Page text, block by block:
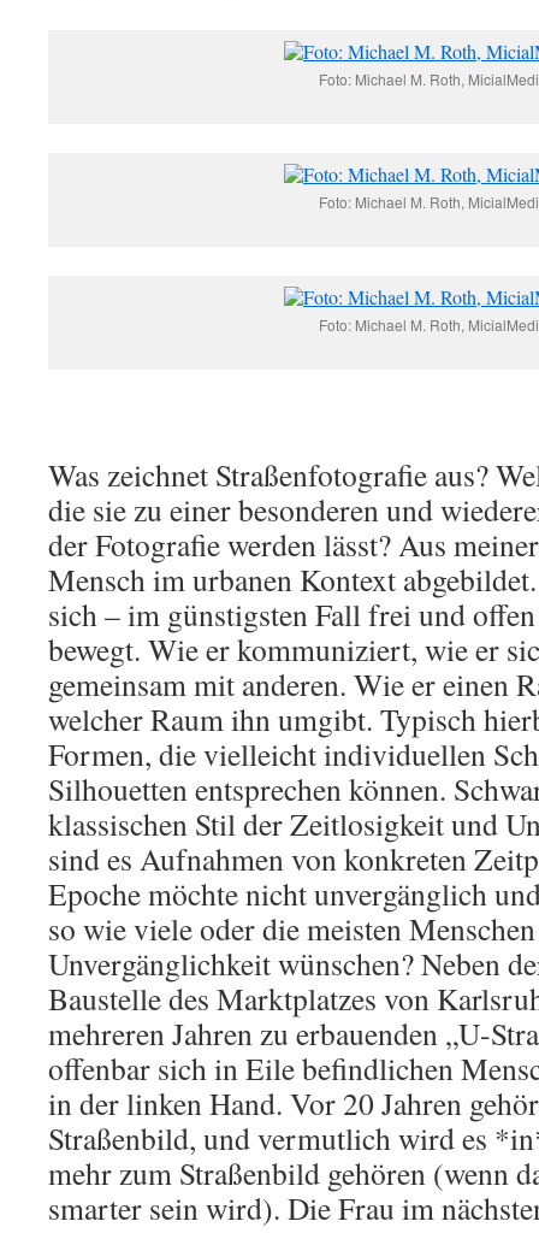
Foto: Michael M. Roth,
Foto: Michael M. Roth,
Foto: Michael M. Roth,
Was zeichnet Straßenfotografie aus?
die sie zu einer besonderen und
der Fotografie werden lässt? Aus
Mensch im urbanen Kontext
sich – im günstigsten Fall frei und
bewegt. Wie er kommuniziert, wie er
gemeinsam mit anderen. Wie er einen
welcher Raum ihn umgibt. Typisch
Formen, die vielleicht individuellen
Silhouetten entsprechen können.
klassischen Stil der Zeitlosigkeit und
sind es Aufnahmen von konkreten
Epoche möchte nicht unvergänglich
so wie viele oder die meisten
Unvergänglichkeit wünschen? Neben
Baustelle des Marktplatzes von
mehreren Jahren zu erbauenden „U-
offenbar sich in Eile befindlichen
in der linken Hand. Vor 20 Jahren
Straßenbild, und vermutlich wird es
mehr zum Straßenbild gehören (wenn
smarter sein wird). Die Frau im